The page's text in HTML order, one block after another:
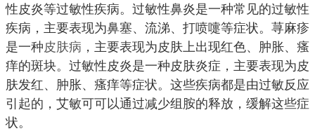
性皮炎等过敏性疾病。过敏性鼻炎是一种常见的过敏性
疾病，主要表现为鼻塞、流涕、打喷嚏等症状。荨麻疹
是一种皮肤病 ，主要表现为皮肤上出现红色、肿胀、瘙
痒的斑块。过敏性皮炎是一种皮肤炎症，主要表现为皮
肤发红、肿胀、瘙痒等症状。这些疾病都是由过敏反应
引起的，艾敏可可以通过减少组胺的释放，缓解这些症
状。